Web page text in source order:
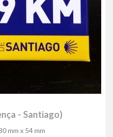
- Santiago)
mm x 54 mm